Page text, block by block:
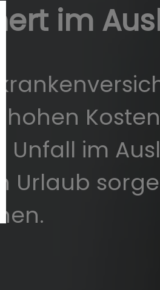
im
hohen
Unfall im
Urlaub